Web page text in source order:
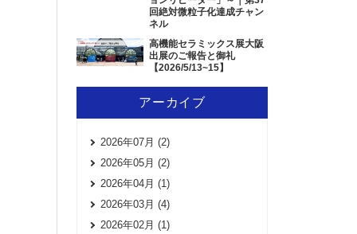
回絶対微粒子化達成チャン
ネル
高機能セラミックス展大阪
出展のご報告と御礼
【2026/5/13~15】
アーカイブ
2026年07月 (2)
2026年05月 (2)
2026年04月 (1)
2026年03月 (4)
2026年02月 (1)